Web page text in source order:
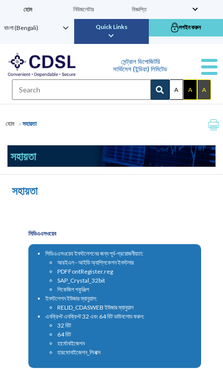
হোম নিউজলেটার বিজ্ঞপ্তি
Quick Links লগইন করুন
সেন্ট্রাল ডিপোজিটরি
সার্ভিসেস (ইন্ডিয়া) লিমিটেড
A A A
হোম সহায়তা
সহায়তা
সহায়তা
সিডিএএসওয়েব
সিডিএএসওয়েব ইনস্টলেশনের জন্য পূর্ব-প্রয়োজনীয়তা:
আরইএল - আইডি অ্যাপ্লিকেশন ইনস্টলার
PDFFontRegister.reg
SAP_Crystal_32bit
পিকেজিপ পকুঞ্জিপ
ইনস্টলেশন ইউজার ম্যানুয়াল:
RELID_CDASWEB ইউজার ম্যানুয়াল
এনক্রিপ্ট এনক্রিপ্ট 32 এবং 64 বিট ডাউনলোড করুন:
32 বিট
64 বিট
হার্মোনাইজেশন
হারমোনাইজেশন_লিনাক্স